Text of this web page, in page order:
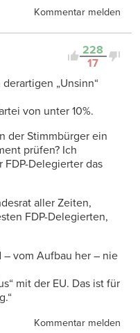
Kommentar melden
228
17
„Unsinn“
von unter 10%.
der Stimmbürger ein
prüfen? Ich
Delegierter das
aller Zeiten,
FDP-Delegierten,
– vom Aufbau her – nie
mit der EU. Das ist für
Kommentar melden